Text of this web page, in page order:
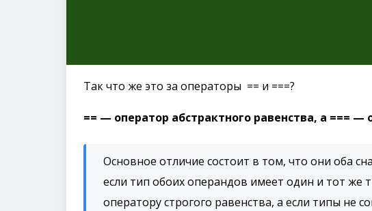
Так что же это за операторы == и ===?
== — оператор абстрактного равенства, а === —
Основное отличие состоит в том, что они оба
если тип обоих операндов имеет один и тот же
оператору строгого равенства, а если типы не